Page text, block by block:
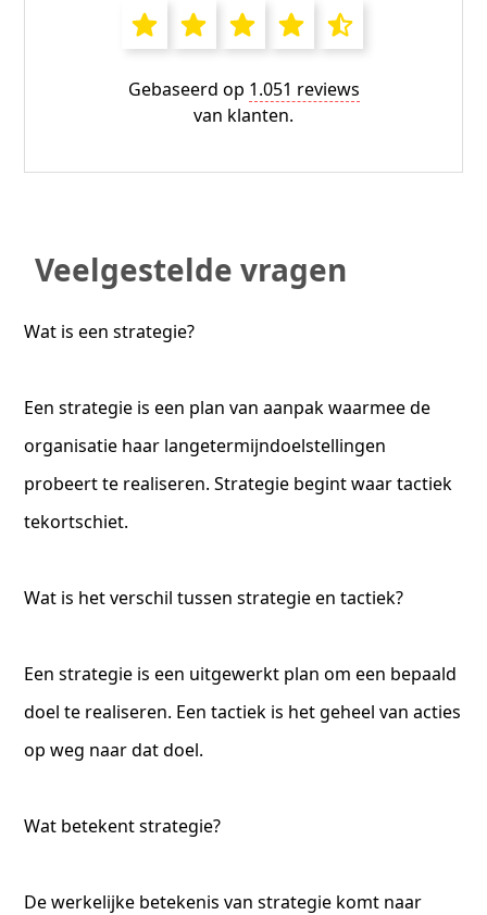
Gebaseerd op 1.051 reviews
van klanten.
Veelgestelde vragen
Wat is een strategie?
Een strategie is een plan van aanpak waarmee de
organisatie haar langetermijndoelstellingen
probeert te realiseren. Strategie begint waar tactiek
tekortschiet.
Wat is het verschil tussen strategie en tactiek?
Een strategie is een uitgewerkt plan om een bepaald
doel te realiseren. Een tactiek is het geheel van acties
op weg naar dat doel.
Wat betekent strategie?
De werkelijke betekenis van strategie komt naar